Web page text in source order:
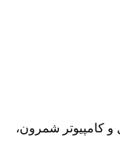
و کامپیوتر شمرون،